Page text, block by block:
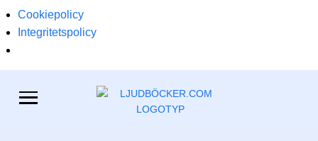
Cookiepolicy
Integritetspolicy